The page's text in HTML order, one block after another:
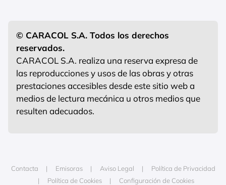
© CARACOL S.A. Todos los derechos
reservados.
CARACOL S.A. realiza una reserva expresa de
las reproducciones y usos de las obras y otras
prestaciones accesibles desde este sitio web a
medios de lectura mecánica u otros medios que
resulten adecuados.
Contacta Emisoras Aviso Legal
Política de Privacidad
Política de Cookies
Configuración de Cookies